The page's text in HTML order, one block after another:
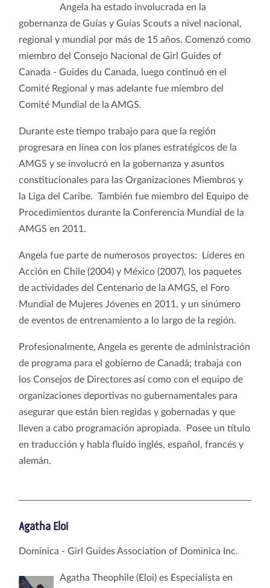
Angela ha estado involucrada en la
gobernanza de Guías y Guías Scouts a nivel nacional,
regional y mundial por más de 15 años. Comenzó como
miembro del Consejo Nacional de Girl Guides of
Canada - Guides du Canada, luego continuó en el
Comité Regional y mas adelante fue miembro del
Comité Mundial de la AMGS.
Durante este tiempo trabajo para que la región
progresara en línea con los planes estratégicos de la
AMGS y se involucró en la gobernanza y asuntos
constitucionales para las Organizaciones Miembros y
la Liga del Caribe. También fue miembro del Equipo de
Procedimientos durante la Conferencia Mundial de la
AMGS en 2011.
Angela fue parte de numerosos proyectos: Líderes en
Acción en Chile (2004) y México (2007), los paquetes
de actividades del Centenario de la AMGS, el Foro
Mundial de Mujeres Jóvenes en 2011, y un sinúmero
de eventos de entrenamiento a lo largo de la región.
Profesionalmente, Angela es gerente de administración
de programa para el gobierno de Canadá; trabaja con
los Consejos de Directores así como con el equipo de
organizaciones deportivas no gubernamentales para
asegurar que están bien regidas y gobernadas y que
lleven a cabo programación apropiada. Posee un título
en traducción y habla fluído inglés, español, francés y
alemán.
Agatha Eloi
Dominica - Girl Guides Association of Dominica Inc.
Agatha Theophile (Eloi) es Especialista en